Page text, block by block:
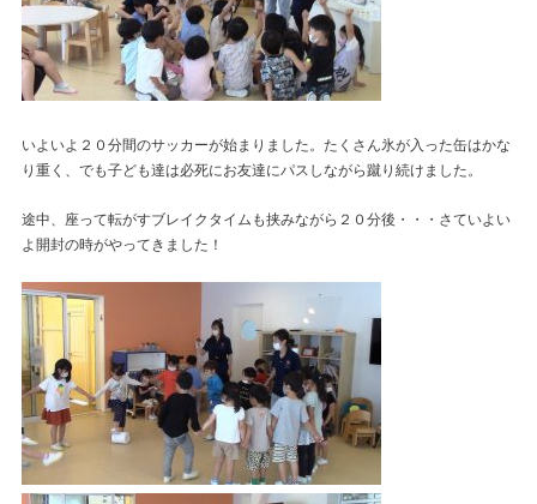
いよいよ２０分間のサッカーが始まりました。たくさん氷が入った缶はかな
り重く、でも子ども達は必死にお友達にパスしながら蹴り続けました。
途中、座って転がすブレイクタイムも挟みながら２０分後・・・さていよい
よ開封の時がやってきました！